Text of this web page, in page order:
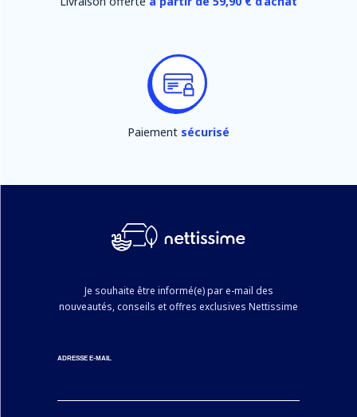
Paiement sécurisé
Je souhaite être informé(e) par e-mail des
nouveautés, conseils et offres exclusives Nettissime
ADRESSE E-MAIL